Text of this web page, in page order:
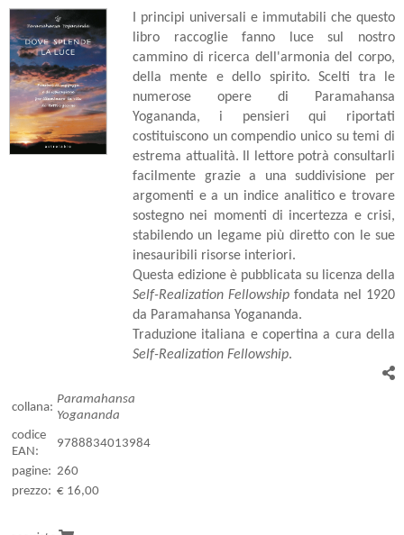
I principi universali e immutabili che questo
libro raccoglie fanno luce sul nostro
cammino di ricerca dell'armonia del corpo,
della mente e dello spirito. Scelti tra le
numerose opere di Paramahansa
Yogananda, i pensieri qui riportati
costituiscono un compendio unico su temi di
estrema attualità. Il lettore potrà consultarli
facilmente grazie a una suddivisione per
argomenti e a un indice analitico e trovare
sostegno nei momenti di incertezza e crisi,
stabilendo un legame più diretto con le sue
inesauribili risorse interiori.
Questa edizione è pubblicata su licenza della
Self-Realization Fellowshipfondata nel 1920
da Paramahansa Yogananda.
Traduzione italiana e copertina a cura della
Self-Realization Fellowship.
collana:
Paramahansa
Yogananda
codice
EAN:
9788834013984
pagine: 260
prezzo: € 16,00